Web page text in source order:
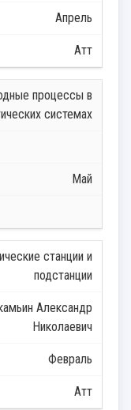
Апрель
Атт
процессы в
системах
Май
станции и
подстанции
Александр
Николаевич
Февраль
Атт